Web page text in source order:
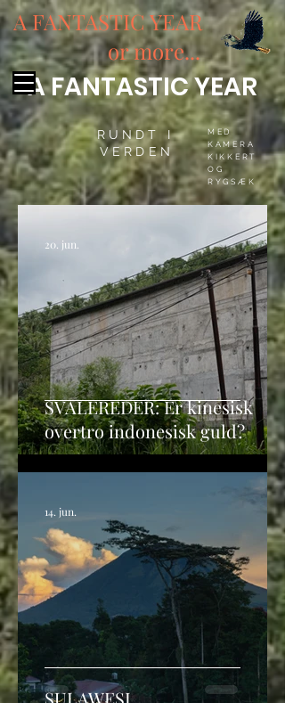
A FANTASTIC YEAR
or more...
A FANTASTIC YEAR
RUNDT I
VERDEN
MED
KAMERA
KIKKERT
OG
RYGSÆK
SVALEREDER: Er kinesisk
overtro indonesisk guld?
20. jun.
SULAWESI
14. jun.